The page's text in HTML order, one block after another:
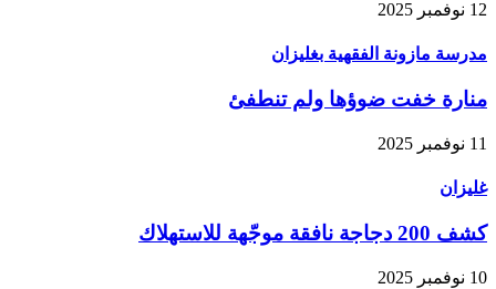
12 نوفمبر 2025
مدرسة مازونة الفقهية بغليزان
منارة خفت ضوؤها ولم تنطفئ
11 نوفمبر 2025
غليزان
كشف 200 دجاجة نافقة موجّهة للاستهلاك
10 نوفمبر 2025